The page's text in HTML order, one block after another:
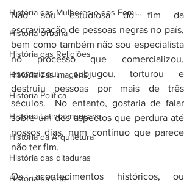
História das Mulheres e dos Femi...
História Urbana
História das Religiões
História das Imagens
História Política
História Latinoamericana
História da Arquitetura
História das ditaduras
História da arte
Não sou estudiosa do fim da
escravização de pessoas negras no país,
bem como também não sou especialista
no processo que comercializou,
escravizou, subjugou, torturou e
destruiu pessoas por mais de três
séculos.  No entanto, gostaria de falar
sobre um dos aspectos que perdura até
nossos dias, num contínuo que parece
não ter fim.
Os acontecimentos históricos, ou